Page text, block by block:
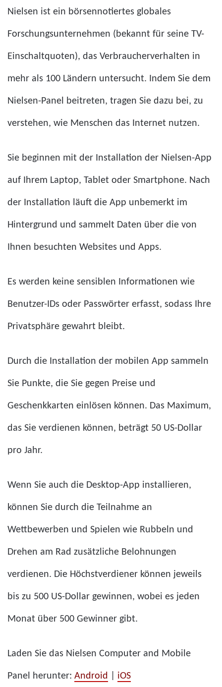
Nielsen ist ein börsennotiertes globales
Forschungsunternehmen (bekannt für seine TV-
Einschaltquoten), das Verbraucherverhalten in
mehr als 100 Ländern untersucht. Indem Sie dem
Nielsen-Panel beitreten, tragen Sie dazu bei, zu
verstehen, wie Menschen das Internet nutzen.
Sie beginnen mit der Installation der Nielsen-App
auf Ihrem Laptop, Tablet oder Smartphone. Nach
der Installation läuft die App unbemerkt im
Hintergrund und sammelt Daten über die von
Ihnen besuchten Websites und Apps.
Es werden keine sensiblen Informationen wie
Benutzer-IDs oder Passwörter erfasst, sodass Ihre
Privatsphäre gewahrt bleibt.
Durch die Installation der mobilen App sammeln
Sie Punkte, die Sie gegen Preise und
Geschenkkarten einlösen können. Das Maximum,
das Sie verdienen können, beträgt 50 US-Dollar
pro Jahr.
Wenn Sie auch die Desktop-App installieren,
können Sie durch die Teilnahme an
Wettbewerben und Spielen wie Rubbeln und
Drehen am Rad zusätzliche Belohnungen
verdienen. Die Höchstverdiener können jeweils
bis zu 500 US-Dollar gewinnen, wobei es jeden
Monat über 500 Gewinner gibt.
Laden Sie das Nielsen Computer and Mobile
Panel herunter: Android iOS